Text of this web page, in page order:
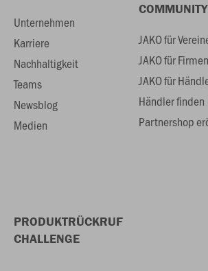
Unternehmen
Karriere
Nachhaltigkeit
Teams
Newsblog
Medien
COMMUNITY
JAKO für
JAKO für Firmen
JAKO für
Händler finden
Partnershop
PRODUKTRÜCKRUF
CHALLENGE